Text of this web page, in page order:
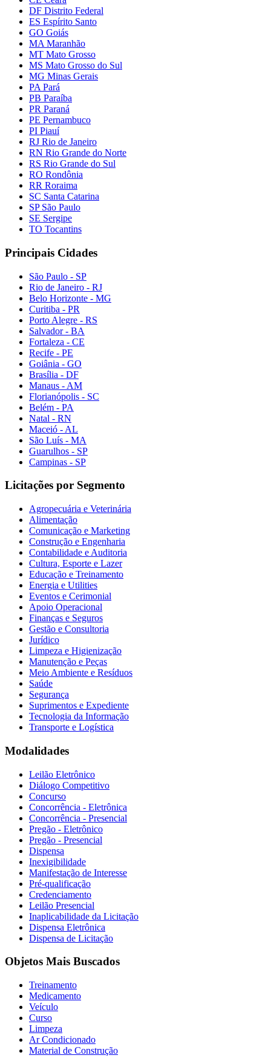
DF Distrito Federal
ES Espírito Santo
GO Goiás
MA Maranhão
MT Mato Grosso
MS Mato Grosso do Sul
MG Minas Gerais
PA Pará
PB Paraíba
PR Paraná
PE Pernambuco
PI Piauí
RJ Rio de Janeiro
RN Rio Grande do Norte
RS Rio Grande do Sul
RO Rondônia
RR Roraima
SC Santa Catarina
SP São Paulo
SE Sergipe
TO Tocantins
Principais Cidades
São Paulo - SP
Rio de Janeiro - RJ
Belo Horizonte - MG
Curitiba - PR
Porto Alegre - RS
Salvador - BA
Fortaleza - CE
Recife - PE
Goiânia - GO
Brasília - DF
Manaus - AM
Florianópolis - SC
Belém - PA
Natal - RN
Maceió - AL
São Luís - MA
Guarulhos - SP
Campinas - SP
Licitações por Segmento
Agropecuária e Veterinária
Alimentação
Comunicação e Marketing
Construção e Engenharia
Contabilidade e Auditoria
Cultura, Esporte e Lazer
Educação e Treinamento
Energia e Utilities
Eventos e Cerimonial
Apoio Operacional
Finanças e Seguros
Gestão e Consultoria
Jurídico
Limpeza e Higienização
Manutenção e Peças
Meio Ambiente e Resíduos
Saúde
Segurança
Suprimentos e Expediente
Tecnologia da Informação
Transporte e Logística
Modalidades
Leilão Eletrônico
Diálogo Competitivo
Concurso
Concorrência - Eletrônica
Concorrência - Presencial
Pregão - Eletrônico
Pregão - Presencial
Dispensa
Inexigibilidade
Manifestação de Interesse
Pré-qualificação
Credenciamento
Leilão Presencial
Inaplicabilidade da Licitação
Dispensa Eletrônica
Dispensa de Licitação
Objetos Mais Buscados
Treinamento
Medicamento
Veículo
Curso
Limpeza
Ar Condicionado
Material de Construção